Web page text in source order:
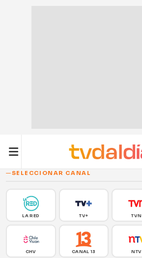
SELECCIONAR CANAL
LA RED TV+ TVN
CHV CANAL 13 NTV